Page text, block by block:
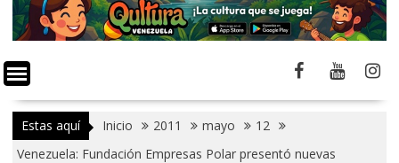
Estas aquí Inicio 2011 mayo
12
Venezuela: Fundación Empresas Polar presentó nuevas